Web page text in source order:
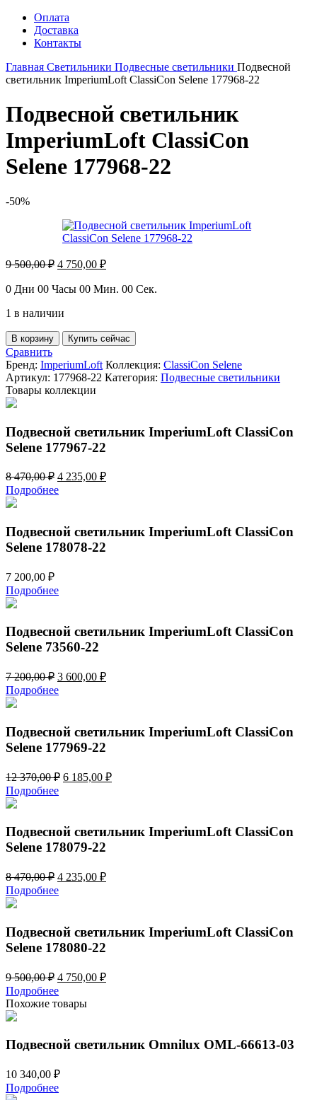
Оплата
Доставка
Контакты
Главная Светильники Подвесные светильники Подвесной
светильник ImperiumLoft ClassiCon Selene 177968-22
Подвесной светильник
ImperiumLoft ClassiCon
Selene 177968-22
-50%
9 500,00₽ Первоначальная
составляла
500,00 ₽.
4 750,00 ₽Текущая
4
0 Дни 00 Часы 00 Мин. 00 Сек.
1 в наличии
Количество
товара
Подвесной
светильник
ImperiumLoft
ClassiCon
177968-
22
В корзину Купить сейчас
Сравнить
Бренд: ImperiumLoft Коллекция: ClassiCon Selene
Артикул: 177968-22 Категория: Подвесные светильники
Товары коллекции
Подвесной светильник ImperiumLoft ClassiCon
Selene 177967-22
8 470,00₽ Первоначальная
цена
составляла
470,00 ₽.
4 235,00 ₽Текущая
Подробнее
Подвесной светильник ImperiumLoft ClassiCon
Selene 178078-22
7 200,00 ₽
Подробнее
Подвесной светильник ImperiumLoft ClassiCon
Selene 73560-22
7 200,00₽ Первоначальная
цена
составляла
200,00 ₽.
3 600,00 ₽Текущая
Подробнее
Подвесной светильник ImperiumLoft ClassiCon
Selene 177969-22
12 370,00₽ Первоначальная
370,00 ₽.
6 185,00 ₽Текущая
Подробнее
Подвесной светильник ImperiumLoft ClassiCon
Selene 178079-22
8 470,00₽ Первоначальная
цена
составляла
470,00 ₽.
4 235,00 ₽Текущая
Подробнее
Подвесной светильник ImperiumLoft ClassiCon
Selene 178080-22
9 500,00₽ Первоначальная
цена
составляла
4 750,00 ₽Текущая
Подробнее
Похожие товары
Подвесной светильник Omnilux OML-66613-03
10 340,00 ₽
Подробнее